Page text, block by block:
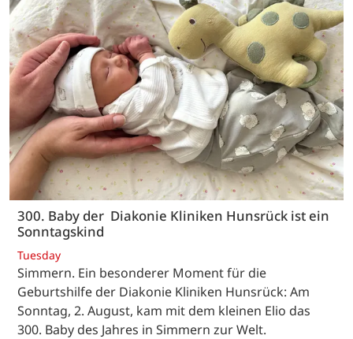
300. Baby der Diakonie Kliniken Hunsrück ist ein
Sonntagskind
Tuesday
Simmern. Ein besonderer Moment für die
Geburtshilfe der Diakonie Kliniken Hunsrück: Am
Sonntag, 2. August, kam mit dem kleinen Elio das
300. Baby des Jahres in Simmern zur Welt.